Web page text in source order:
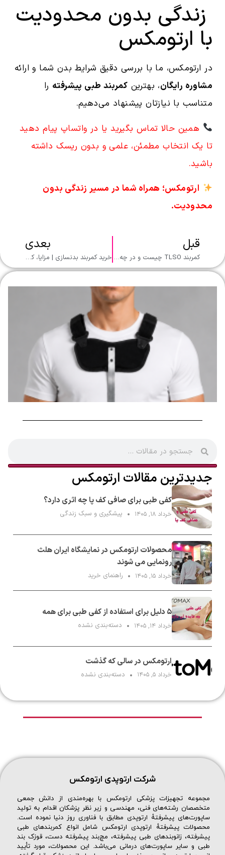
زندگی بدون محدودیت
با ارتومکس
در ارتومکس، ما با بررسی دقیق شرایط بدن شما و ارائه
مشاوره رایگان، بهترین کمربند طبی پیشرفته را
متناسب با نیازتان پیشنهاد می‌دهیم.
همین حالا تماس بگیرید یا در واتساپ پیام دهید
تا یک انتخاب مطمئن، علمی و بدون ریسک داشته
باشید.
ارتومکس؛ همراه شما در مسیر زندگی بدون
محدودیت.
قبل
کمربند TLSO چیست و در چه مواردی استفاده می‌شود؟
بعدی
خرید کمربند بدنسازی | مزایا، کاربردها و راهنمای انتخاب بهترین کمربند ورزشی
جدیدترین مقالات ارتومکس
کفی طبی برای صافی کف پا چه اثری دارد؟
خرداد ۱۸, ۱۴۰۵ پیشگیری و سبک زندگی
محصولات ارتومکس در نمایشگاه ایران هلث
رونمایی می شوند
خرداد ۱۵, ۱۴۰۵ راهنمای خرید
۵ دلیل برای استفاده از کفی طبی برای همه
خرداد ۱۴, ۱۴۰۵ دسته‌بندی نشده
ارتومکس در سالی که گذشت
خرداد ۵, ۱۴۰۵ دسته‌بندی نشده
شرکت ارتوپدی ارتومکس
مجموعه تجهیزات پزشکی ارتومکس با بهره‌مندی از دانش جمعی
متخصصان رشته‌های فنی، مهندسی و زیر نظر پزشکان اقدام به تولید
ساپورت‌های پیشرفتهٔ ارتوپدی مطابق با فناوری روز دنیا نموده است.
محصولات پیشرفتهٔ ارتوپدی ارتومکس شامل انواع کمربندهای طبی
پیشرفته، زانوبندهای طبی پیشرفته، مچ‌بند پیشرفته دست، قوزک بند
طبی و سایر ساپورت‌های درمانی می‌باشد. این محصولات، مورد تأیید